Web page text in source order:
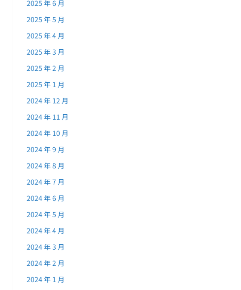
2025 年 6 月
2025 年 5 月
2025 年 4 月
2025 年 3 月
2025 年 2 月
2025 年 1 月
2024 年 12 月
2024 年 11 月
2024 年 10 月
2024 年 9 月
2024 年 8 月
2024 年 7 月
2024 年 6 月
2024 年 5 月
2024 年 4 月
2024 年 3 月
2024 年 2 月
2024 年 1 月